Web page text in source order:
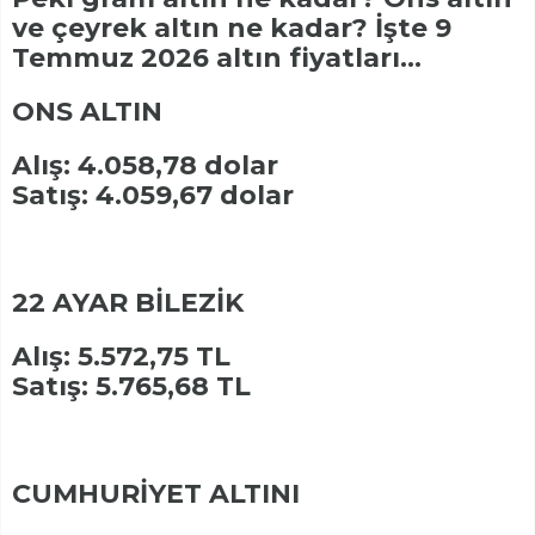
ve çeyrek altın ne kadar? İşte 9
Temmuz 2026 altın fiyatları...
ONS ALTIN
Alış: 4.058,78 dolar
Satış: 4.059,67 dolar
22 AYAR BİLEZİK
Alış: 5.572,75 TL
Satış: 5.765,68 TL
CUMHURİYET ALTINI